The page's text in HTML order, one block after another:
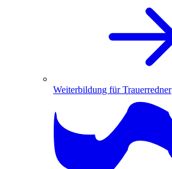
Weiterbildung für Trauerredner